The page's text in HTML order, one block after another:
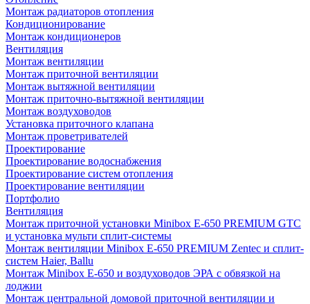
Монтаж радиаторов отопления
Кондиционирование
Монтаж кондиционеров
Вентиляция
Монтаж вентиляции
Монтаж приточной вентиляции
Монтаж вытяжной вентиляции
Монтаж приточно-вытяжной вентиляции
Монтаж воздуховодов
Установка приточного клапана
Монтаж проветривателей
Проектирование
Проектирование водоснабжения
Проектирование систем отопления
Проектирование вентиляции
Портфолио
Вентиляция
Монтаж приточной установки Minibox E-650 PREMIUM GTC
и установка мульти сплит-системы
Монтаж вентиляции Minibox E-650 PREMIUM Zentec и сплит-
систем Haier, Ballu
Монтаж Minibox E-650 и воздуховодов ЭРА с обвязкой на
лоджии
Монтаж центральной домовой приточной вентиляции и